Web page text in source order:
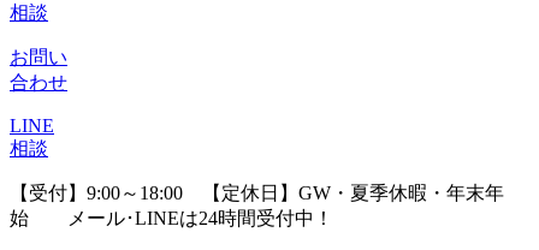
相談
お問い
合わせ
LINE
相談
【受付】9:00～18:00 【定休日】GW・夏季休暇・年末年
始 メール･LINEは24時間受付中！